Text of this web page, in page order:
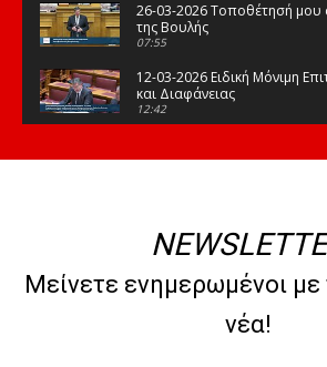
26-03-2026 Τοποθέτησή μου
της Βουλής
07:55
12-03-2026 Ειδική Μόνιμη
και Διαφάνειας
12:42
της Βουλής
08:47
10-02-2026 Διαρκής
Υποθέσεων
Μείνετε ενημερωμένοι με
νέα!